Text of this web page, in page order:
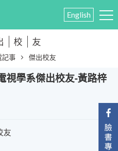
English
校 友
記事 傑出校友
視學系傑出校友-黃路梓
友